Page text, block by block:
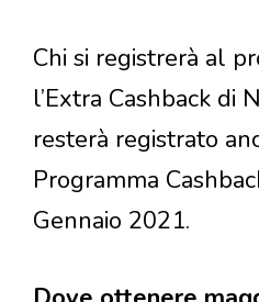
Chi si registrerà al
l’Extra Cashback di
resterà registrato
Programma
Gennaio 2021.